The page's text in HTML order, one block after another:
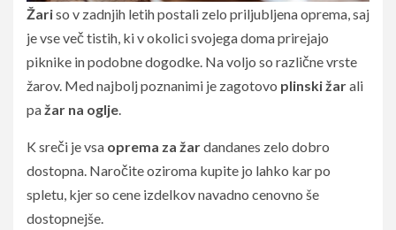
Žariso v zadnjih letih postali zelo priljubljena oprema, saj
je vse več tistih, ki v okolici svojega doma prirejajo
piknike in podobne dogodke. Na voljo so različne vrste
žarov. Med najbolj poznanimi je zagotovo plinski žarali
pažar na oglje.
K sreči je vsa oprema za žardandanes zelo dobro
dostopna. Naročite oziroma kupite jo lahko kar po
spletu, kjer so cene izdelkov navadno cenovno še
dostopnejše.